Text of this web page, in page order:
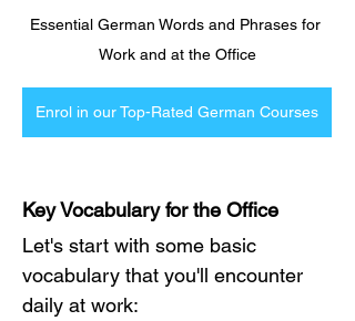
Essential German Words and Phrases for
Work and at the Office
Enrol in our Top-Rated German Courses
Key Vocabulary for the Office
Let's start with some basic
vocabulary that you'll encounter
daily at work: